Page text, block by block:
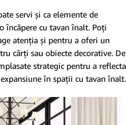
servi și ca elemente de
încăpere cu tavan înalt. Poți
atenția și pentru a oferi un
cărți sau obiecte decorative. De
strategic pentru a reflecta
în spații cu tavan înalt.